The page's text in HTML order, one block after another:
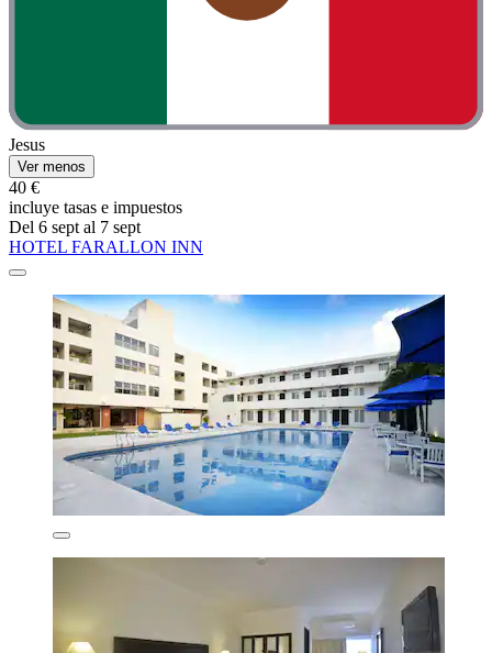
Jesus
Ver menos
40 €
incluye tasas e impuestos
Del 6 sept al 7 sept
HOTEL FARALLON INN